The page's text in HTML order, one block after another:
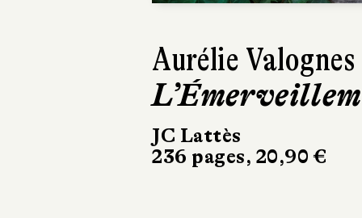
Clarisse
Gorokhoff
Femmes tout
bord